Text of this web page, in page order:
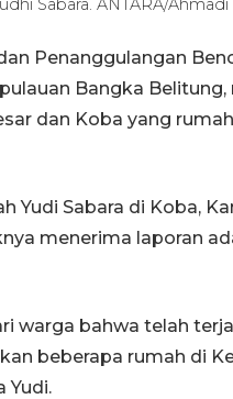
Sabara. ANTARA/Ahmadi
Penanggulangan
Bangka
dan Koba yang
Yudi Sabara di Koba,
menerima laporan
warga bahwa telah
beberapa rumah di
Yudi.